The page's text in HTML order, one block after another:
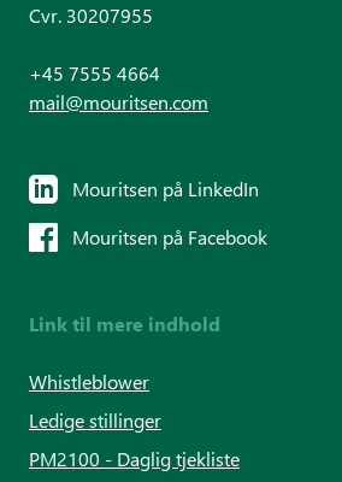
Cvr. 30207955
+45 7555 4664
mail@mouritsen.com
Mouritsen på LinkedIn
Mouritsen på Facebook
Link til mere indhold
Whistleblower
Ledige stillinger
PM2100 - Daglig tjekliste